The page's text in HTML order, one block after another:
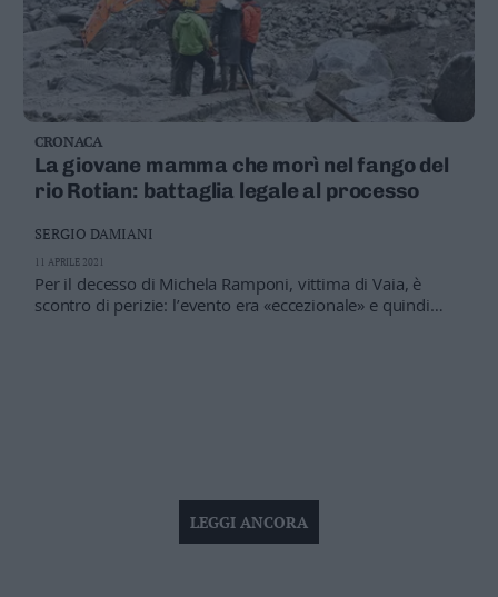
CRONACA
La giovane mamma che morì nel fango del
rio Rotian: battaglia legale al processo
Per il decesso di Michela Ramponi, vittima di Vaia, è
scontro di perizie: l’evento era «eccezionale» e quindi
SERGIO DAMIANI
11 APRILE 2021
LEGGI ANCORA